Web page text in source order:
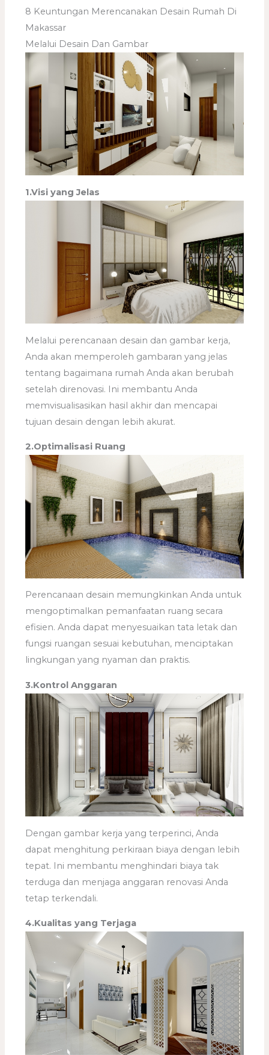
8 Keuntungan Merencanakan Desain Rumah Di
Makassar
Melalui Desain Dan Gambar
1.Visi yang Jelas
Melalui perencanaan desain dan gambar kerja,
Anda akan memperoleh gambaran yang jelas
tentang bagaimana rumah Anda akan berubah
setelah direnovasi. Ini membantu Anda
memvisualisasikan hasil akhir dan mencapai
tujuan desain dengan lebih akurat.
2.Optimalisasi Ruang
Perencanaan desain memungkinkan Anda untuk
mengoptimalkan pemanfaatan ruang secara
efisien. Anda dapat menyesuaikan tata letak dan
fungsi ruangan sesuai kebutuhan, menciptakan
lingkungan yang nyaman dan praktis.
3.Kontrol Anggaran
Dengan gambar kerja yang terperinci, Anda
dapat menghitung perkiraan biaya dengan lebih
tepat. Ini membantu menghindari biaya tak
terduga dan menjaga anggaran renovasi Anda
tetap terkendali.
4.Kualitas yang Terjaga